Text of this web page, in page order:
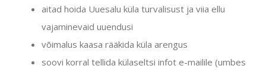
aitad hoida Uuesalu küla turvalisust ja viia ellu
vajaminevaid uuendusi
võimalus kaasa rääkida küla arengus
soovi korral tellida külaseltsi infot e-mailile (umbes